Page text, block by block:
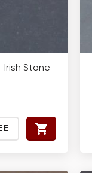
Irish Stone